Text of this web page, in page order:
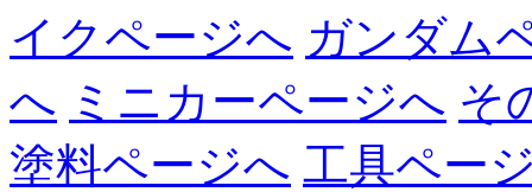
イクページへ ガンダム
へ ミニカーページへ そ
塗料ページへ 工具ペー